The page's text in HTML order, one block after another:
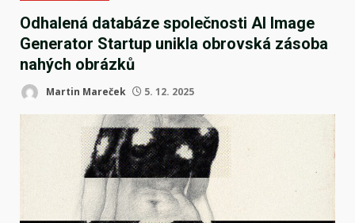
Odhalená databáze společnosti AI Image
Generator Startup unikla obrovská zásoba
nahých obrázků
Martin Mareček 5. 12. 2025